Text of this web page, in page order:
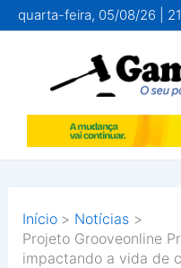
para
conteúdo
quarta-feira, 05/08/26 |
Início
Notícias
Projeto Grooveonline
impactando a vida de